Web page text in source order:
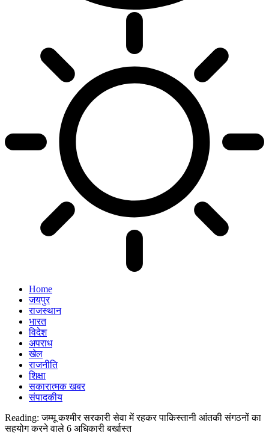
Home
जयपुर
राजस्थान
भारत
विदेश
अपराध
खेल
राजनीति
शिक्षा
सकारात्मक खबर
संपादकीय
Reading: जम्मू कश्मीर सरकारी सेवा में रहकर पाकिस्तानी आंतकी संगठनों का
सहयोग करने वाले 6 अधिकारी बर्खास्त